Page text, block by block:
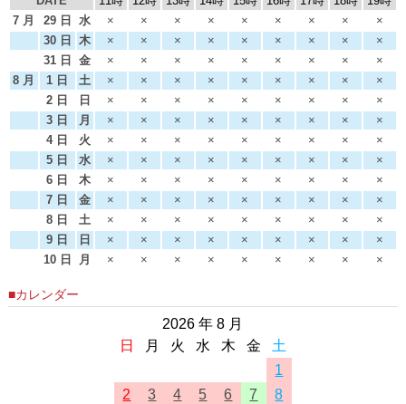
7 月
29 日 水 × × × × × × × ×
×
30 日
木 × × × × × × × ×
×
31 日
金 × × × × × × × ×
×
8 月
1 日 土 × × × × × × × ×
×
2 日
日 × × × × × × × ×
×
3 日
月 × × × × × × × ×
×
4 日
火 × × × × × × × ×
×
5 日
水 × × × × × × × ×
×
6 日
木 × × × × × × × ×
×
7 日
金 × × × × × × × ×
×
8 日
土 × × × × × × × ×
×
9 日
日 × × × × × × × ×
×
10 日
月 × × × × × × × × ×
■カレンダー
2026 年 8 月
日
月 火 水 木 金
土
1
2
3 4 5 6 7
8